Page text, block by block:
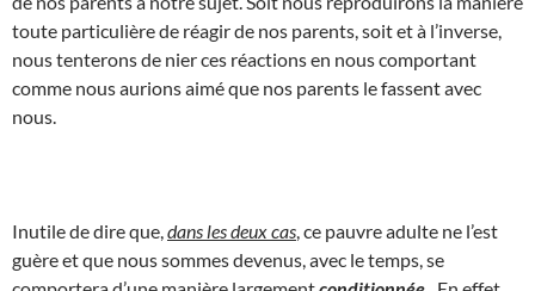
toute particulière de réagir de nos parents, soit et à l’inverse,
nous tenterons de nier ces réactions en nous comportant
comme nous aurions aimé que nos parents le fassent avec
nous.
Inutile de dire que, dans les deux cas , ce pauvre adulte ne l’est
guère et que nous sommes devenus, avec le temps, se